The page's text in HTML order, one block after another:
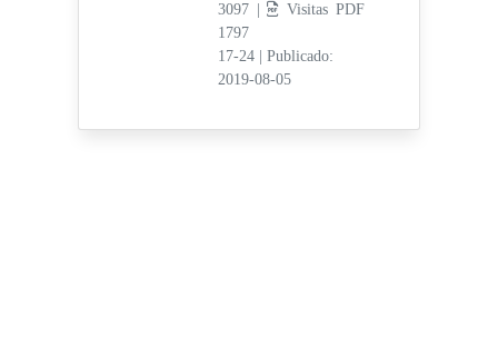
3097 |
Visitas PDF
1797
17-24
Publicado:
2019-08-05